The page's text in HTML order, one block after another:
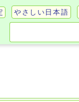
やさしい日本語